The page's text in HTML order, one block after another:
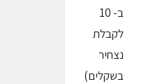
ב- 10
לקבלת
נצחיר
בשקלים)